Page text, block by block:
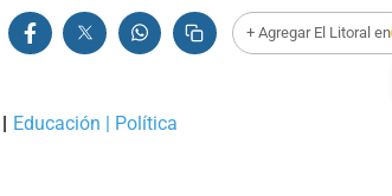
+ Agregar El Litoral en
| Educación | Política